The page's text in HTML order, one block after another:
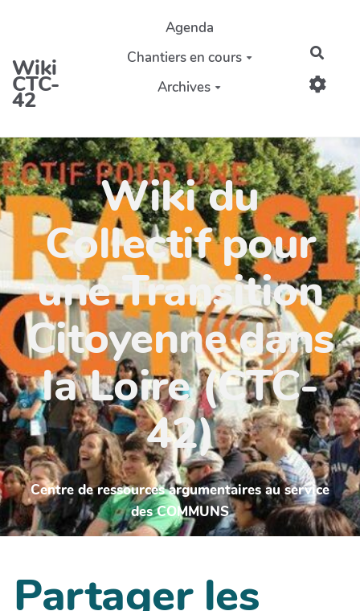
Aller au contenu principal
Wiki
CTC-
42
Agenda
Chantiers en cours
Archives
Wiki du
Collectif pour
une Transition
Citoyenne dans
la Loire (CTC-
42)
Centre de ressources argumentaires au service
des COMMUNS
Partager les